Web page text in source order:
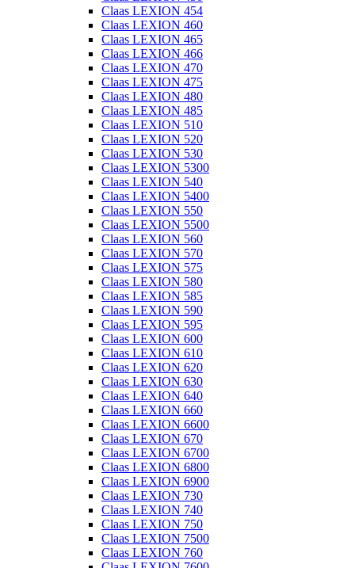
Claas LEXION 454
Claas LEXION 460
Claas LEXION 465
Claas LEXION 466
Claas LEXION 470
Claas LEXION 475
Claas LEXION 480
Claas LEXION 485
Claas LEXION 510
Claas LEXION 520
Claas LEXION 530
Claas LEXION 5300
Claas LEXION 540
Claas LEXION 5400
Claas LEXION 550
Claas LEXION 5500
Claas LEXION 560
Claas LEXION 570
Claas LEXION 575
Claas LEXION 580
Claas LEXION 585
Claas LEXION 590
Claas LEXION 595
Claas LEXION 600
Claas LEXION 610
Claas LEXION 620
Claas LEXION 630
Claas LEXION 640
Claas LEXION 660
Claas LEXION 6600
Claas LEXION 670
Claas LEXION 6700
Claas LEXION 6800
Claas LEXION 6900
Claas LEXION 730
Claas LEXION 740
Claas LEXION 750
Claas LEXION 7500
Claas LEXION 760